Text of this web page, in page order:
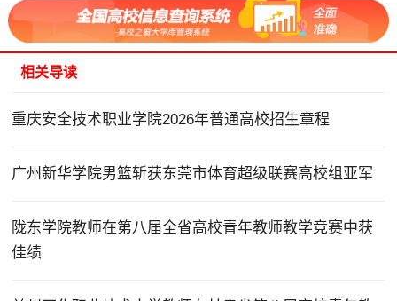
相关导读
重庆安全技术职业学院2026年普通高校招生章程
广州新华学院男篮斩获东莞市体育超级联赛高校组亚军
陇东学院教师在第八届全省高校青年教师教学竞赛中获
佳绩